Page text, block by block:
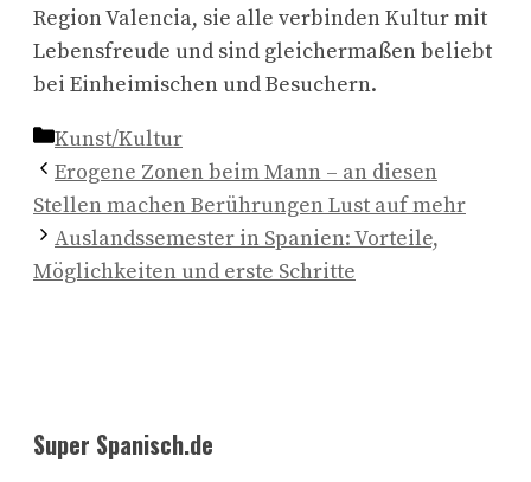
Region Valencia, sie alle verbinden Kultur mit
Lebensfreude und sind gleichermaßen beliebt
bei Einheimischen und Besuchern.
Kategorien
Kunst/Kultur
Erogene Zonen beim Mann – an diesen
Stellen machen Berührungen Lust auf mehr
Auslandssemester in Spanien: Vorteile,
Möglichkeiten und erste Schritte
Super Spanisch.de